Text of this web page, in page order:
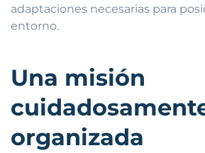
adaptaciones necesarias para
entorno.
Una misión
organizada